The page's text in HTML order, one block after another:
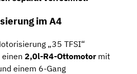
im A4
„35 TFSI“
2,0l-R4-Ottomotormit
einem 6-Gang